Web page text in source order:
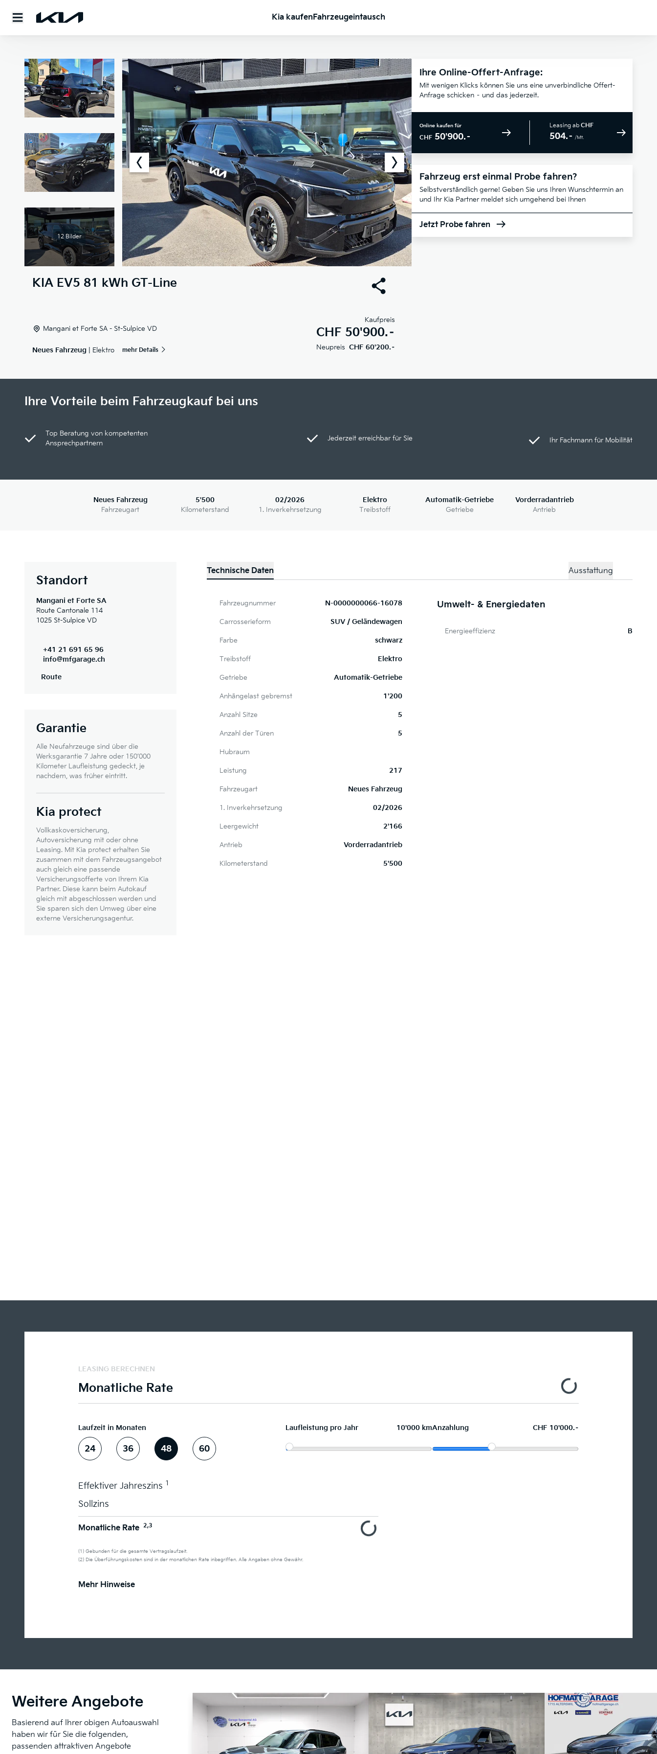
Kia kaufenFahrzeugeintausch
12 Bilder
KIA EV5 81 kWh GT-Line
Mangani et Forte SA - St-Sulpice VD
Neues Fahrzeug | Elektro mehr Details
Kaufpreis
CHF 50'900.–
Neupreis CHF 60'200.–
Ihre Online-Offert-Anfrage:
Mit wenigen Klicks können Sie uns eine unverbindliche Offert-
Anfrage schicken – und das jederzeit.
Online kaufen für
CHF 50'900.–
Leasing ab CHF
504.– /Mt.
Fahrzeug erst einmal Probe fahren?
Selbstverständlich gerne! Geben Sie uns Ihren Wunschtermin an
und Ihr Kia Partner meldet sich umgehend bei Ihnen
Jetzt Probe fahren
Ihre Vorteile beim Fahrzeugkauf bei uns
Top Beratung von kompetenten
Ansprechpartnern
Jederzeit erreichbar für Sie Ihr Fachmann für Mobilität
Neues Fahrzeug
Fahrzeugart
5'500
Kilometerstand
02/2026
1. Inverkehrsetzung
Elektro
Treibstoff
Automatik-Getriebe
Getriebe
Vorderradantrieb
Antrieb
Technische Daten Ausstattung
Fahrzeugnummer N-0000000066-16078
Carrosserieform SUV / Geländewagen
Farbe schwarz
Treibstoff Elektro
Getriebe Automatik-Getriebe
Anhängelast gebremst 1'200
Anzahl Sitze 5
Anzahl der Türen 5
Hubraum
Leistung 217
Fahrzeugart Neues Fahrzeug
1. Inverkehrsetzung 02/2026
Leergewicht 2'166
Antrieb Vorderradantrieb
Kilometerstand 5'500
Umwelt- & Energiedaten
Energieeffizienz B
Standort
Mangani et Forte SA
Route Cantonale 114
1025 St-Sulpice VD
+41 21 691 65 96
info@mfgarage.ch
Route
Garantie
Alle Neufahrzeuge sind über die
Werksgarantie 7 Jahre oder 150’000
Kilometer Laufleistung gedeckt, je
nachdem, was früher eintritt.
Kia protect
Vollkaskoversicherung,
Autoversicherung mit oder ohne
Leasing. Mit Kia protect erhalten Sie
zusammen mit dem Fahrzeugsangebot
auch gleich eine passende
Versicherungsofferte von Ihrem Kia
Partner. Diese kann beim Autokauf
gleich mit abgeschlossen werden und
Sie sparen sich den Umweg über eine
externe Versicherungsagentur.
LEASING BERECHNEN
Monatliche Rate
Laufzeit in Monaten
24 36 48 60
Laufleistung pro Jahr 10'000 kmAnzahlung CHF 10'000.–
Effektiver Jahreszins 1
Sollzins
Monatliche Rate 2,3
(1) Gebunden für die gesamte Vertragslaufzeit.
(2) Die Überführungskosten sind in der monatlichen Rate inbegriffen. Alle Angaben ohne Gewähr.
Mehr Hinweise
Weitere Angebote
Basierend auf Ihrer obigen Autoauswahl
haben wir für Sie die folgenden,
passenden attraktiven Angebote